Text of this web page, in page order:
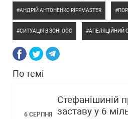
АНДРІЙ АНТОНЕНКО RIFFMASTER
СИТУАЦІЯ В ЗОНІ ООС АПЕЛЯЦІЙНИЙ
По темі
6 СЕРПНЯ
Стефанішиній
заставу у 6